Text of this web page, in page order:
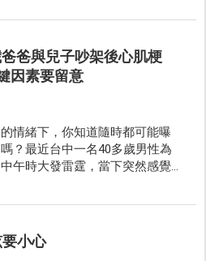
爸與兒子吵架後心肌梗
因素要留意
情緒下，你知道隨時都可能曝
？最近台中一名40多歲男性為
午時大發雷霆，當下突然感覺
小心